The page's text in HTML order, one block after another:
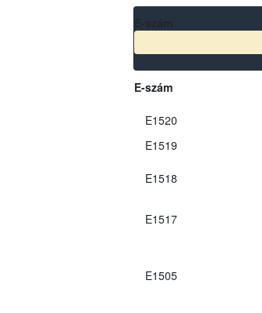
E-szám
E1520
E1519
E1518
E1517
E1505